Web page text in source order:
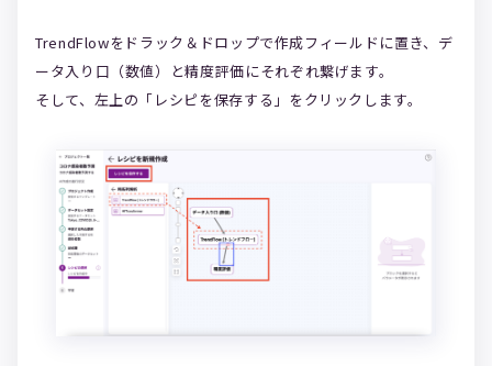
TrendFlowをドラック＆ドロップで作成フィールドに置き、デ
ータ入り口（数値）と精度評価にそれぞれ繋げます。
そして、左上の「レシピを保存する」をクリックします。